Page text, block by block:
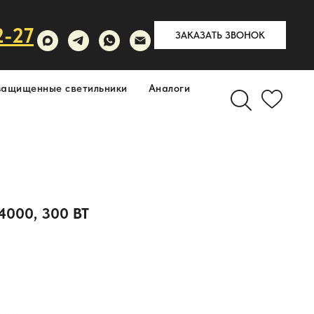
27 ЗАКАЗАТЬ ЗВОНОК
светильники
Аналоги
300 ВТ